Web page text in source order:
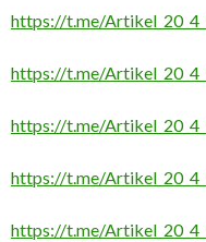
https://t.me/
https://t.me/
https://t.me/
https://t.me/
https://t.me/